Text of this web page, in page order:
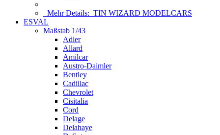
Mehr Details: TIN WIZARD MODELCARS
ESVAL
Maßstab 1/43
Adler
Allard
Amilcar
Austro-Daimler
Bentley
Cadillac
Chevrolet
Cisitalia
Cord
Delage
Delahaye